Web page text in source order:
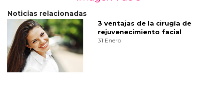
Noticias relacionadas
3 ventajas de la cirugía de
rejuvenecimiento facial
31 Enero